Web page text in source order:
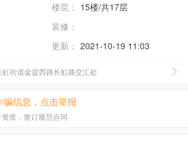
楼层： 15楼/共17层
装修：
更新： 2021-10-19 11:03
虹街道金盆西路长虹路交汇处
信息，点击举报
质，签订规范合同